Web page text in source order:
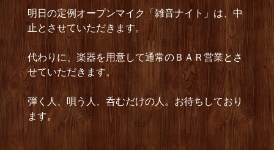
明日の定例オープンマイク「雑音ナイト」は、中
止とさせていただきます。
代わりに、楽器を用意して通常のＢＡＲ営業とさ
せていただきます。
弾く人、唄う人、呑むだけの人。お待ちしており
ます。